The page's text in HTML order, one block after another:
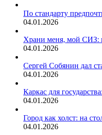
По стандарту
04.01.2026
Храни меня, мой СИЗ:
04.01.2026
Сергей Собянин дал
04.01.2026
Каркас для
04.01.2026
Город как холст: на
04.01.2026